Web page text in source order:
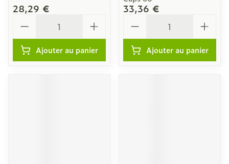
28,29 €
Ajouter au panier
33,36 €
Ajouter au panier